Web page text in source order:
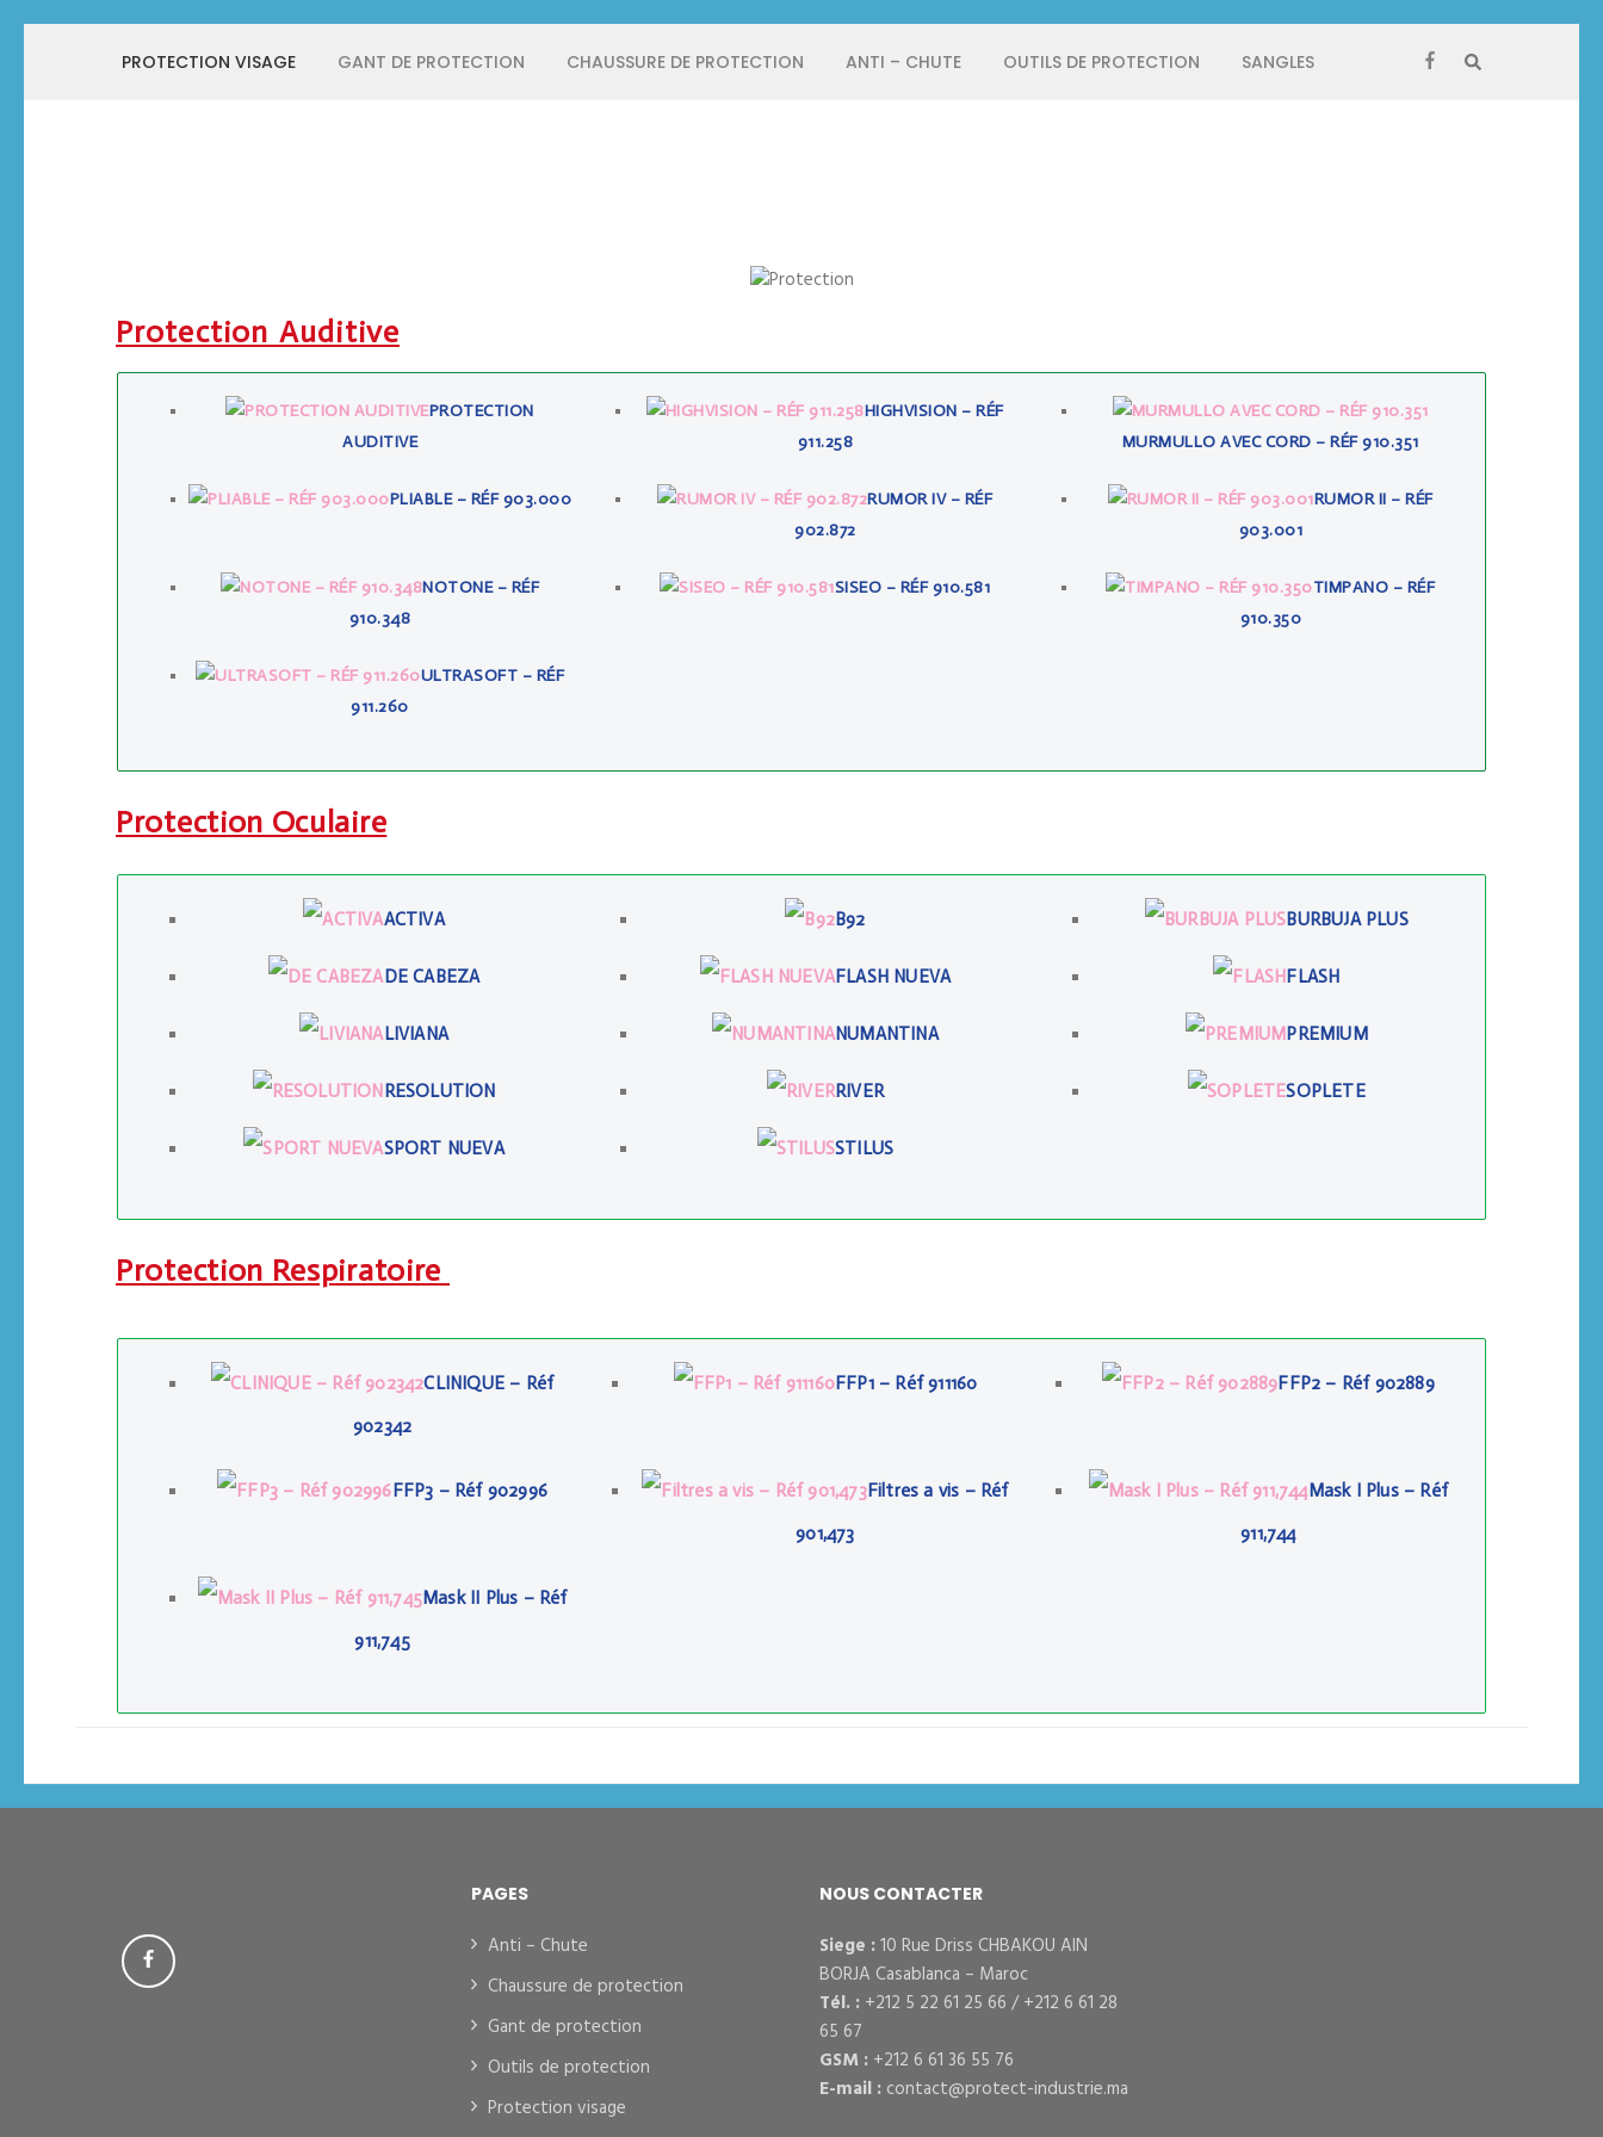
PROTECTION VISAGE GANT DE PROTECTION CHAUSSURE DE PROTECTION ANTI – CHUTE OUTILS DE PROTECTION SANGLES
Protection Auditive
PROTECTION
AUDITIVE
HIGHVISION – RÉF
911.258
MURMULLO AVEC CORD – RÉF 910.351
PLIABLE – RÉF 903.000
RUMOR IV – RÉF
902.872
RUMOR II – RÉF
903.001
NOTONE – RÉF
910.348
SISEO – RÉF 910.581
TIMPANO – RÉF
910.350
ULTRASOFT – RÉF
911.260
Protection Oculaire
ACTIVA B92 BURBUJA PLUS
DE CABEZA FLASH NUEVA FLASH
LIVIANA NUMANTINA PREMIUM
RESOLUTION RIVER SOPLETE
SPORT NUEVA STILUS
Protection Respiratoire
CLINIQUE – Réf
902342
FFP1 – Réf 911160 FFP2 – Réf 902889
FFP3 – Réf 902996
Filtres a vis – Réf
901,473
Mask I Plus – Réf
911,744
Mask II Plus – Réf
911,745
PAGES
Anti – Chute
Chaussure de protection
Gant de protection
Outils de protection
Protection visage
NOUS CONTACTER
Siege :10 Rue Driss CHBAKOU AIN
BORJA Casablanca – Maroc
Tél. : +212 5 22 61 25 66 / +212 6 61 28
65 67
GSM : +212 6 61 36 55 76
E-mail : contact@protect-industrie.ma